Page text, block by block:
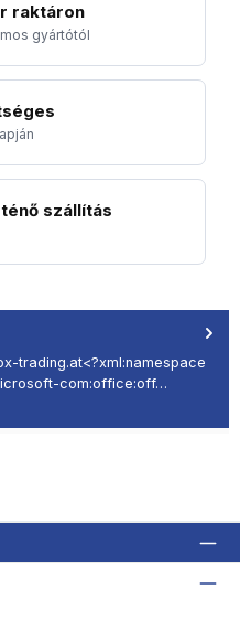
raktáron
gyártótól
szállítás
trading.at<?xml:namespace
com:office:off…